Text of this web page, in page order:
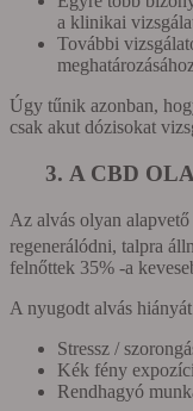
a klinikai
További
Úgy tűnik azonban,
csak akut dózisokat
3. A CBD
Az alvás olyan
regenerálódni, talpra
felnőttek 35% -a
A nyugodt alvás
Stressz /
Kék fény
Rendhagyó